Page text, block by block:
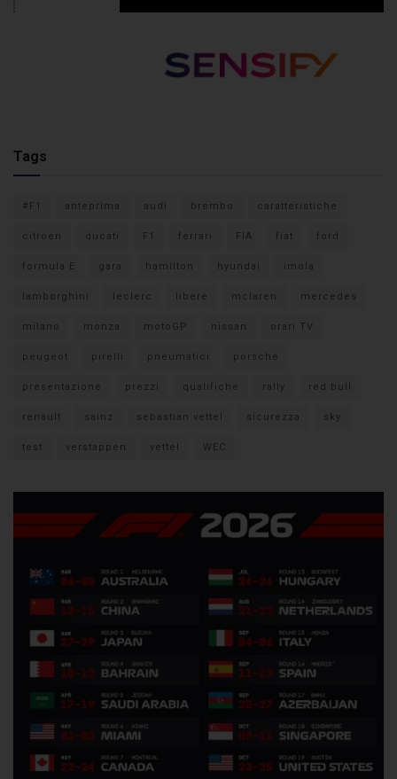
Tags
#F1 anteprima audi brembo caratteristiche
citroen ducati F1 ferrari FIA fiat ford
formula E gara hamilton hyundai imola
lamborghini leclerc libere mclaren mercedes
milano monza motoGP nissan orari TV
peugeot pirelli pneumatici porsche
presentazione prezzi qualifiche rally red bull
renault sainz sebastian vettel sicurezza sky
test verstappen vettel WEC